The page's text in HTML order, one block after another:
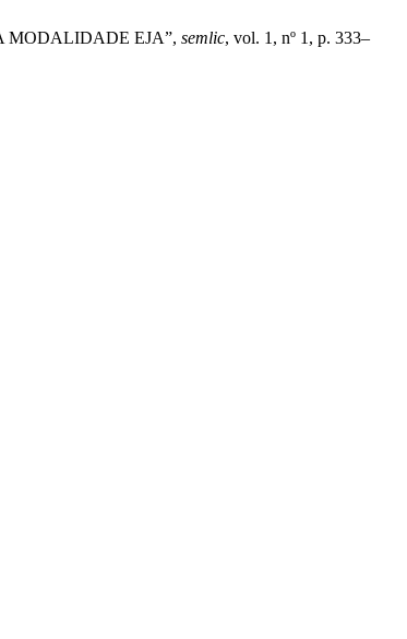
MODALIDADE EJA”, semlic, vol. 1, nº 1, p. 333–